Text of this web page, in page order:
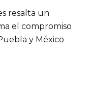
resalta un
el compromiso
y México